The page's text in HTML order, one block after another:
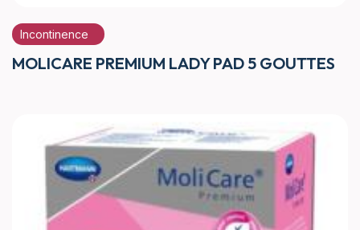
Incontinence
MOLICARE PREMIUM LADY PAD 5 GOUTTES